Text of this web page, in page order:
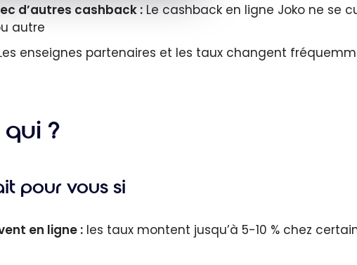
d’autres cashback :Le cashback en ligne Joko ne se
autre
enseignes partenaires et les taux changent
?
pour vous si
en ligne :les taux montent jusqu’à 5-10 % chez